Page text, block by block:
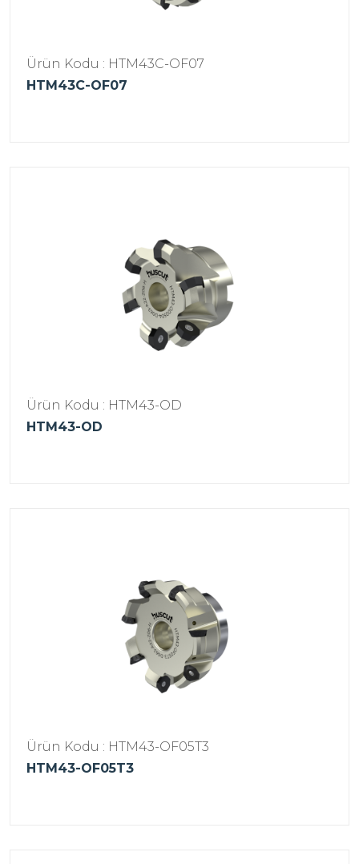
Ürün Kodu : HTM43C-OF07
HTM43C-OF07
Ürün Kodu : HTM43-OD
HTM43-OD
Ürün Kodu : HTM43-OF05T3
HTM43-OF05T3